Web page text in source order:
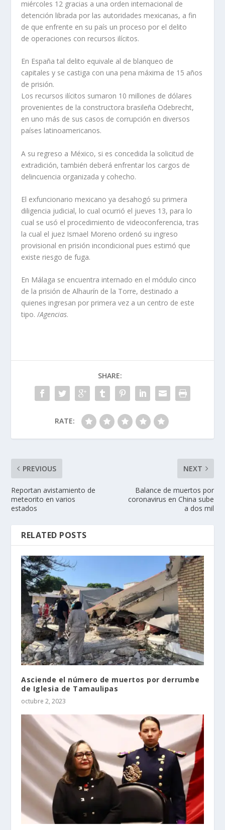
miércoles 12 gracias a una orden internacional de
detención librada por las autoridades mexicanas, a fin
de que enfrente en su país un proceso por el delito
de operaciones con recursos ilícitos.
En España tal delito equivale al de blanqueo de
capitales y se castiga con una pena máxima de 15 años
de prisión.
Los recursos ilícitos sumaron 10 millones de dólares
provenientes de la constructora brasileña Odebrecht,
en uno más de sus casos de corrupción en diversos
países latinoamericanos.
A su regreso a México, si es concedida la solicitud de
extradición, también deberá enfrentar los cargos de
delincuencia organizada y cohecho.
El exfuncionario mexicano ya desahogó su primera
diligencia judicial, lo cual ocurrió el jueves 13, para lo
cual se usó el procedimiento de videoconferencia, tras
la cual el juez Ismael Moreno ordenó su ingreso
provisional en prisión incondicional pues estimó que
existe riesgo de fuga.
En Málaga se encuentra internado en el módulo cinco
de la prisión de Alhaurín de la Torre, destinado a
quienes ingresan por primera vez a un centro de este
tipo. /Agencias.
SHARE:
RATE:
PREVIOUS
Reportan avistamiento de
meteorito en varios
estados
NEXT
Balance de muertos por
coronavirus en China sube
a dos mil
RELATED POSTS
Asciende el número de muertos por derrumbe
de Iglesia de Tamaulipas
octubre 2, 2023